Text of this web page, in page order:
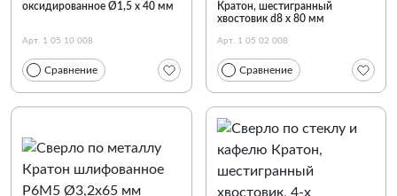
оксидированное Ø1,5 х 40 мм
Арт. 1 05 10 008
Сравнение
Кратон, шестигранный
хвостовик d8 х 80 мм
Арт. 1 05 02 008
Сравнение